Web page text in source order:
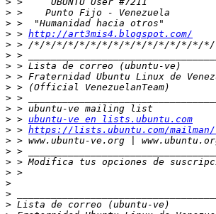
>
>
> > http://art3mis4.blogspot.com/
>
>
>
>
>
>
>
> > ubuntu-ve en lists.ubuntu.com
> > https://lists.ubuntu.com/
>
>
> > Modifica tus opciones de
>
>
>
>